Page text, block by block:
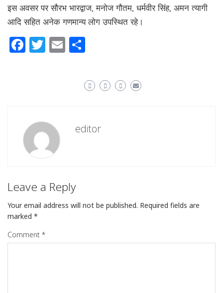
इस अवसर पर सौरभ भारद्वाज, मनोज गौतम, धर्मवीर सिंह, अमन त्यागी
आदि सहित अनेक गणमान्य लोग उपस्थित रहे।
Facebook
Twitter
Email
editor
Leave a Reply
Your email address will not be published. Required fields are
marked *
Comment *